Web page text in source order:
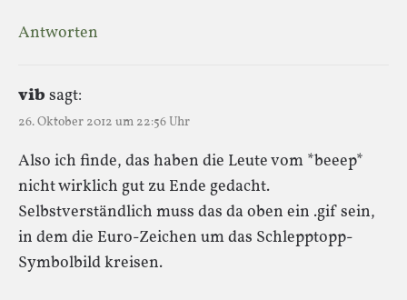
Antworten
vib sagt:
26. Oktober 2012 um 22:56 Uhr
Also ich finde, das haben die Leute vom *beeep*
nicht wirklich gut zu Ende gedacht.
Selbstverständlich muss das da oben ein .gif sein,
in dem die Euro-Zeichen um das Schlepptopp-
Symbolbild kreisen.